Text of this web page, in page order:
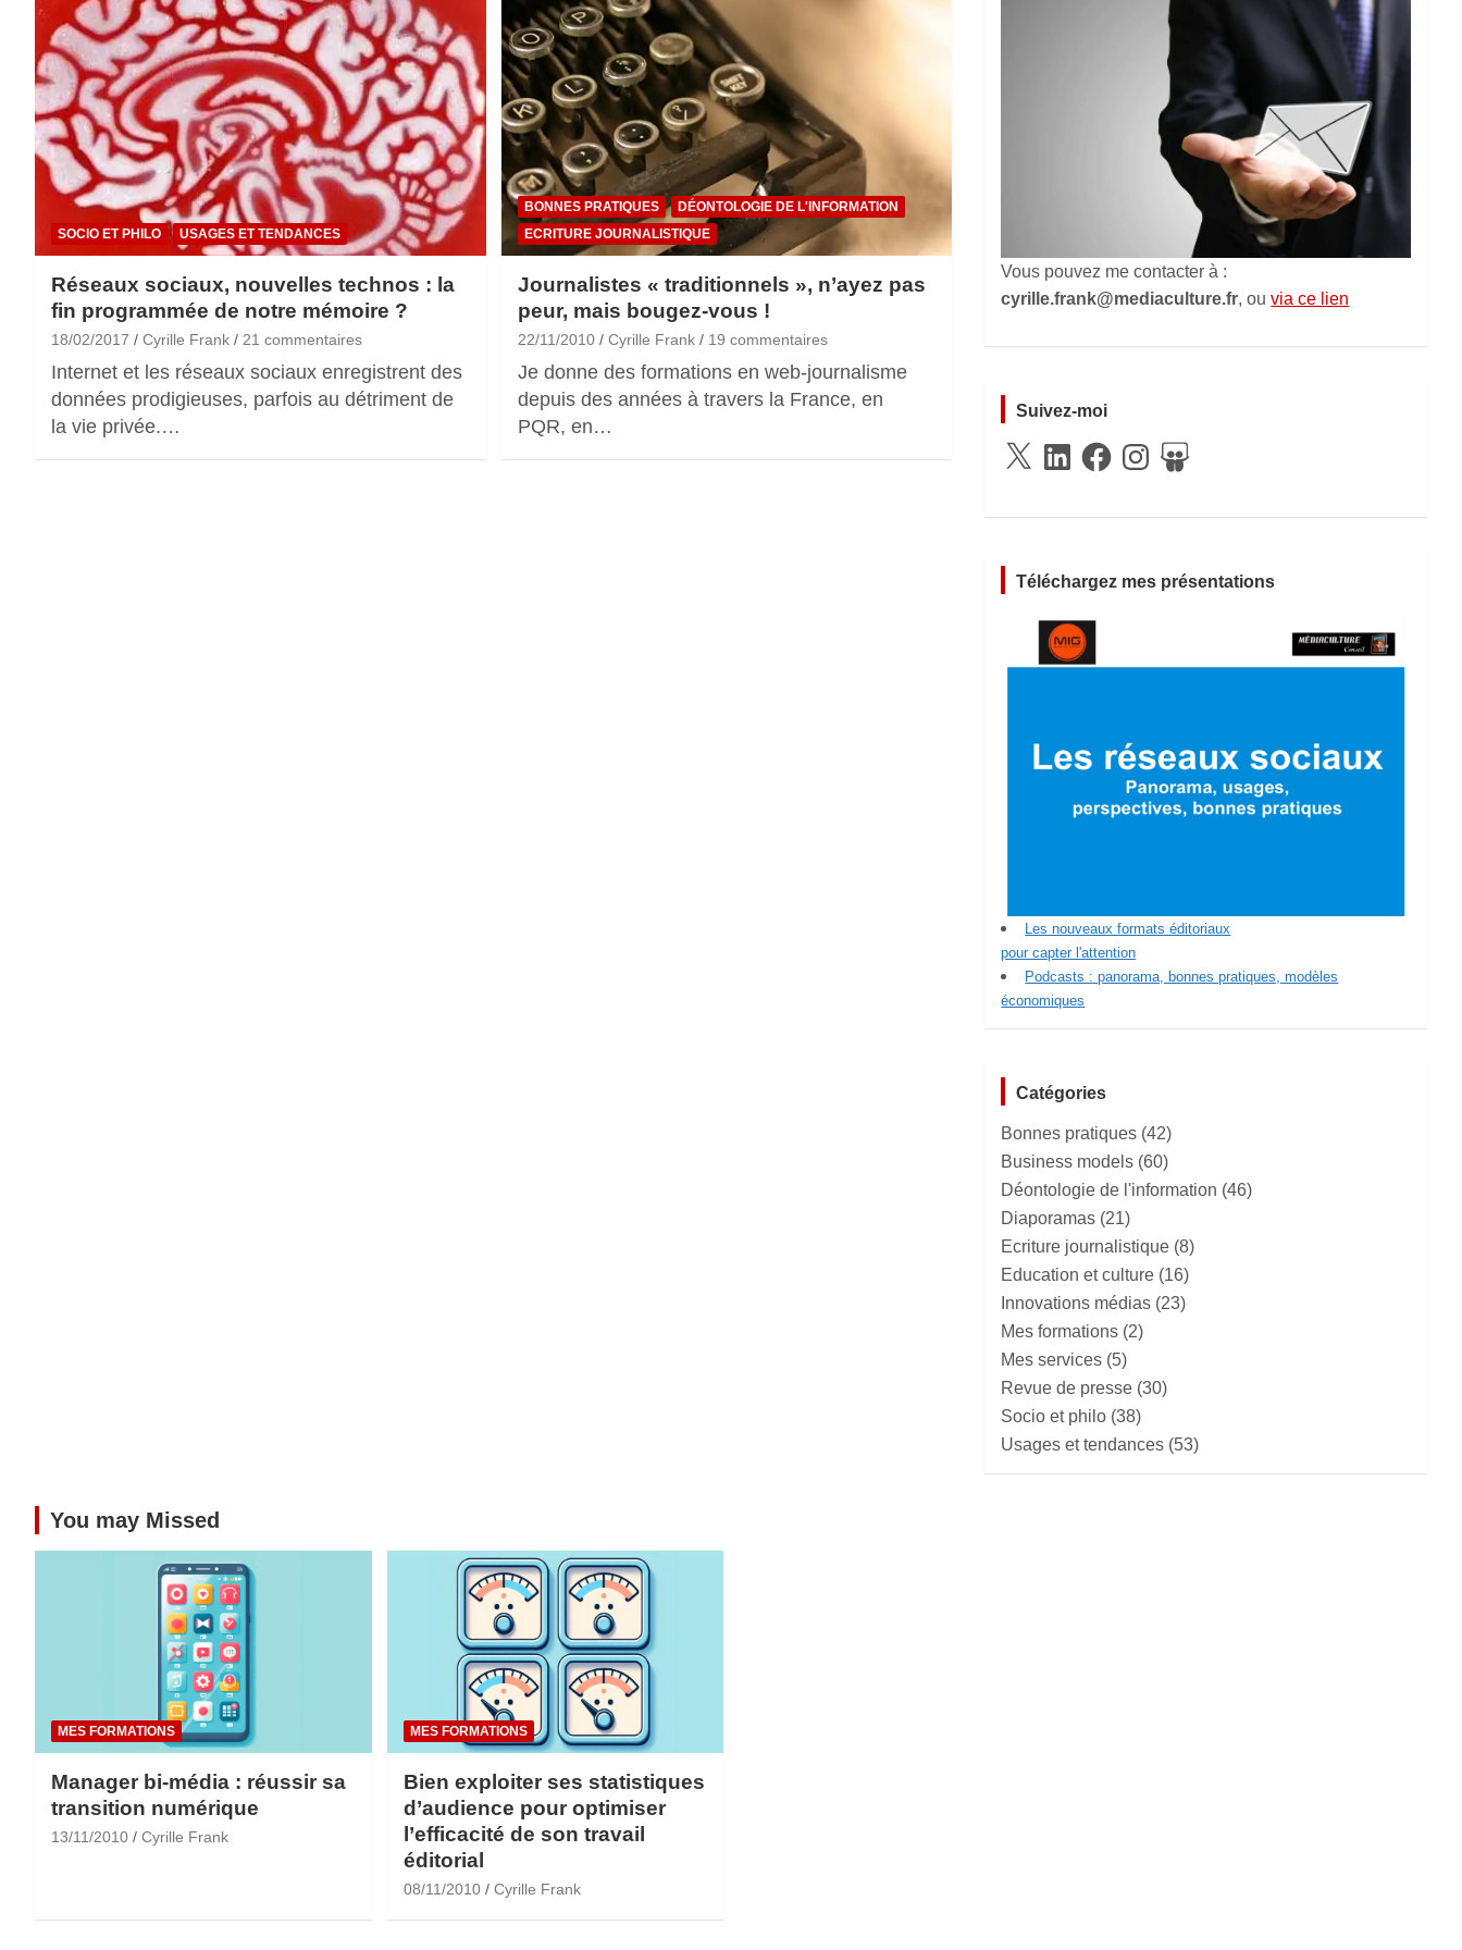
SOCIO ET PHILO USAGES ET TENDANCES
Réseaux sociaux, nouvelles technos : la
fin programmée de notre mémoire ?
18/02/2017 Cyrille Frank 21 commentaires
Internet et les réseaux sociaux enregistrent des
données prodigieuses, parfois au détriment de
la vie privée.…
BONNES PRATIQUES
DÉONTOLOGIE DE L'INFORMATION
ECRITURE JOURNALISTIQUE
Journalistes « traditionnels », n’ayez pas
peur, mais bougez-vous !
22/11/2010 Cyrille Frank 19 commentaires
Je donne des formations en web-journalisme
depuis des années à travers la France, en
PQR, en…
Vous pouvez me contacter à :
cyrille.frank@mediaculture.fr, ouvia ce lien
Suivez-moi
X
LinkedInFacebookInstagramSlideShare
Téléchargez mes présentations
Les nouveaux formats éditoriaux
pour capter l'attention
Podcasts : panorama, bonnes pratiques, modèles
économiques
Catégories
Bonnes pratiques (42)
Business models (60)
Déontologie de l'information (46)
Diaporamas (21)
Ecriture journalistique (8)
Education et culture (16)
Innovations médias (23)
Mes formations (2)
Mes services (5)
Revue de presse (30)
Socio et philo (38)
Usages et tendances (53)
You may Missed
MES FORMATIONS
Manager bi-média : réussir sa
transition numérique
13/11/2010 Cyrille Frank
MES FORMATIONS
Bien exploiter ses statistiques
d’audience pour optimiser
l’efficacité de son travail
éditorial
08/11/2010 Cyrille Frank